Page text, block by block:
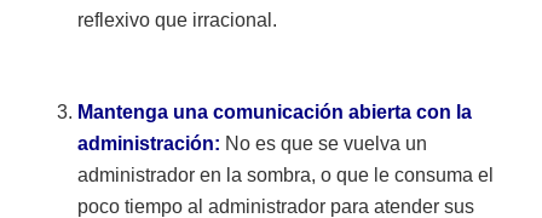
reflexivo que irracional.
Mantenga una comunicación abierta con la
administración: No es que se vuelva un
administrador en la sombra, o que le consuma el
poco tiempo al administrador para atender sus